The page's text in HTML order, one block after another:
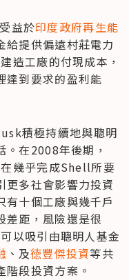
益於印度政府再生能
給提供偏遠村莊電力
造工廠的付現成本，
達到要求的盈利能
積極持續地與聰明
。在2008年後期，
幾乎完成Shell所要
更多社會影響力投資
有十個工廠與幾千戶
差距，風險還是很
以吸引由聰明人基金
、及徳豐傑投資等共
段投資方案。